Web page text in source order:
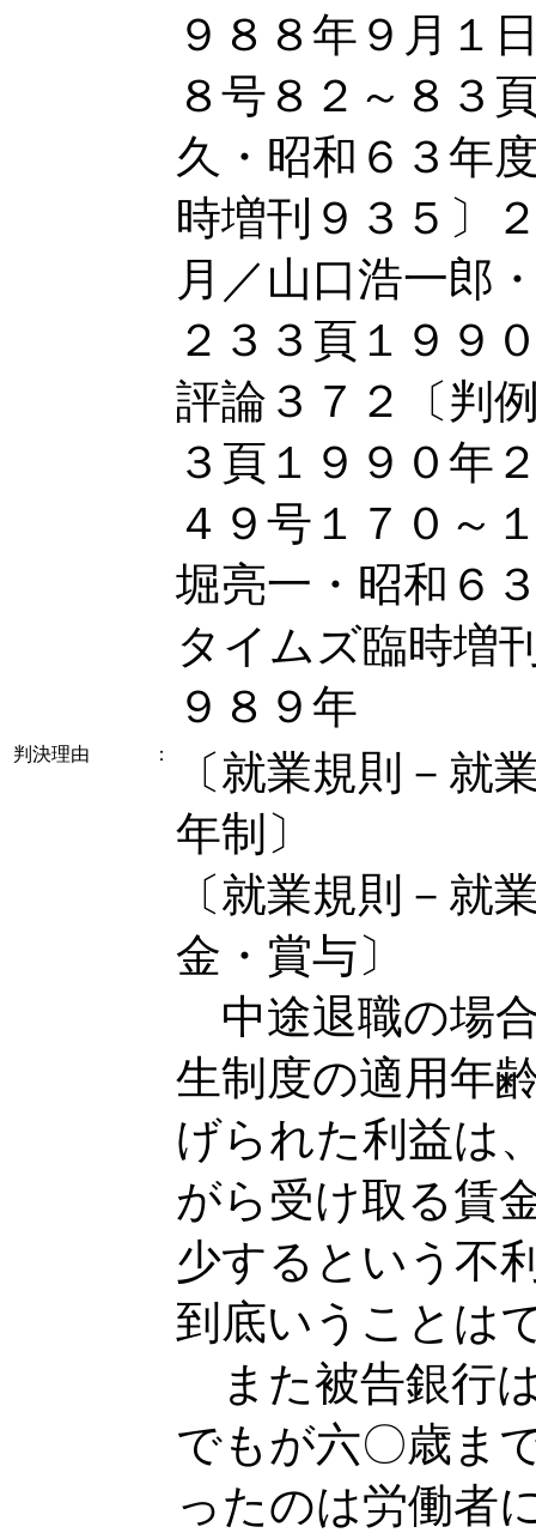
９８８年９月１
８号８２～８３
久・昭和６３年
時増刊９３５〕
月／山口浩一郎
２３３頁１９９
評論３７２〔判
３頁１９９０年
４９号１７０～
堀亮一・昭和６
タイムズ臨時増
９８９年
判決理由 ：
〔就業規則－就
年制〕
〔就業規則－就
金・賞与〕
中途退職の場
生制度の適用年
げられた利益は
がら受け取る賃
少するという不
到底いうことは
また被告銀行
でもが六〇歳ま
ったのは労働者